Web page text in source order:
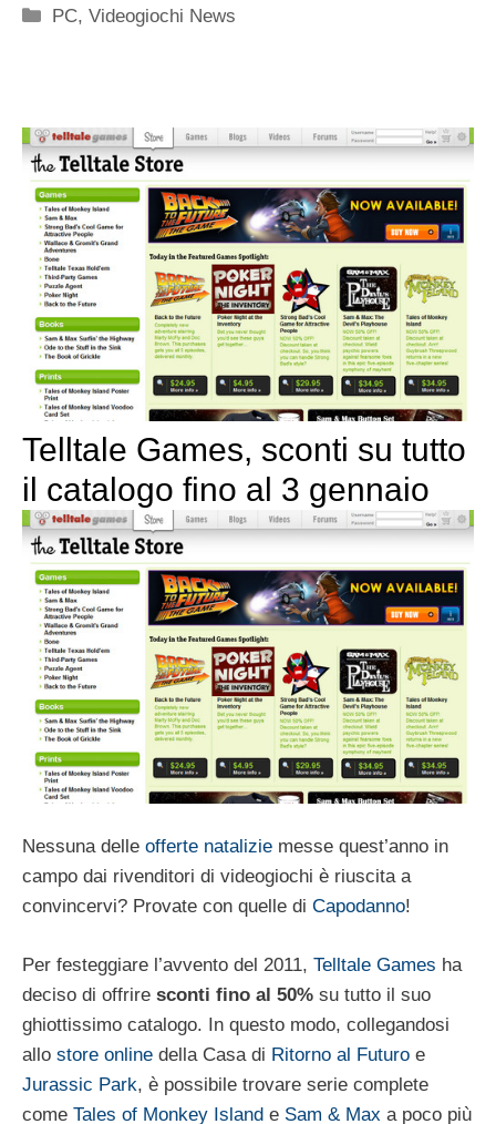
Categorie
PC,Videogiochi News
Telltale Games, sconti su tutto
il catalogo fino al 3 gennaio
Nessuna delle offerte natalizie messe quest’anno in
campo dai rivenditori di videogiochi è riuscita a
convincervi? Provate con quelle di Capodanno!
Per festeggiare l’avvento del 2011, Telltale Games ha
deciso di offrire sconti fino al 50% su tutto il suo
ghiottissimo catalogo. In questo modo, collegandosi
allo store online della Casa di Ritorno al Futuro e
Jurassic Park, è possibile trovare serie complete
come Tales of Monkey Island e Sam & Max a poco più